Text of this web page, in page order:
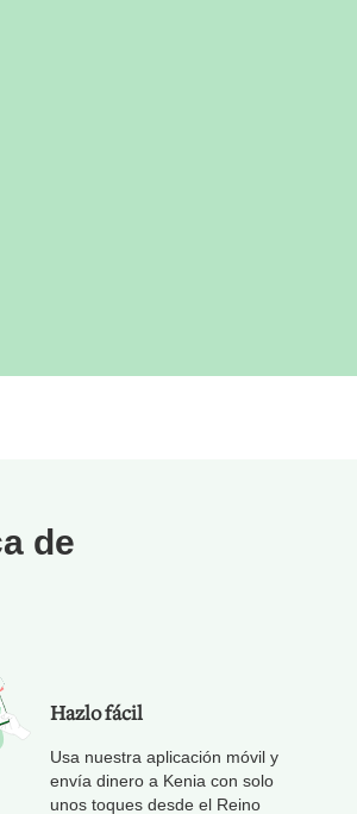
de
Hazlo fácil
Usa nuestra aplicación móvil y
envía dinero a Kenia con solo
unos toques desde el Reino